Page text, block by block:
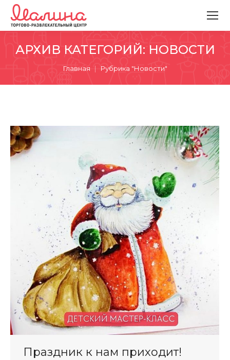
АРХИВ КАТЕГОРИЙ: НОВОСТИ
Вы здесь:
Главная Рубрика "Новости"
Праздник к нам приходит!